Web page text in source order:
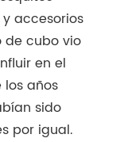
accesorios
de cubo vio
en el
años
sido
por igual.